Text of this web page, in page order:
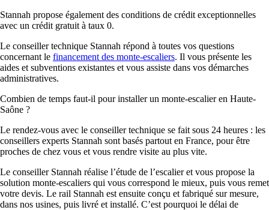
Stannah propose également des conditions de crédit exceptionnelles
avec un crédit gratuit à taux 0.
Le conseiller technique Stannah répond à toutes vos questions
concernant le financement des monte-escaliers. Il vous présente les
aides et subventions existantes et vous assiste dans vos démarches
administratives.
Combien de temps faut-il pour installer un monte-escalier en Haute-
Saône ?
Le rendez-vous avec le conseiller technique se fait sous 24 heures : les
conseillers experts Stannah sont basés partout en France, pour être
proches de chez vous et vous rendre visite au plus vite.
Le conseiller Stannah réalise l’étude de l’escalier et vous propose la
solution monte-escaliers qui vous correspond le mieux, puis vous remet
votre devis. Le rail Stannah est ensuite conçu et fabriqué sur mesure,
dans nos usines, puis livré et installé. C’est pourquoi le délai de